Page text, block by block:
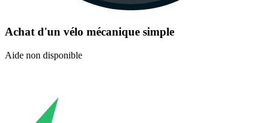
Achat d'un vélo mécanique simple
Aide non disponible